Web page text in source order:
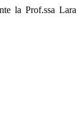
la Prof.ssa Lara